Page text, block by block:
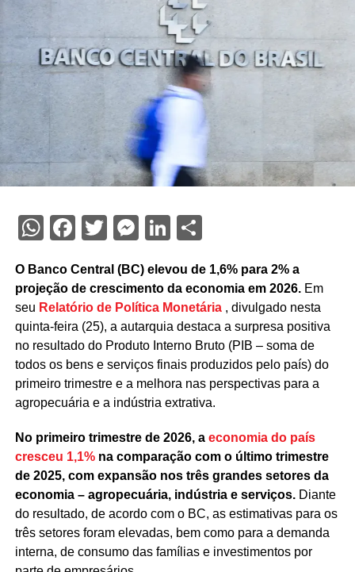
WhatsApp
Facebook
Twitter
Messenger
LinkedIn
Share
O Banco Central (BC) elevou de 1,6% para 2% a
projeção de crescimento da economia em 2026.Em
seu Relatório de Política Monetária, divulgado nesta
quinta-feira (25), a autarquia destaca a surpresa positiva
no resultado do Produto Interno Bruto (PIB – soma de
todos os bens e serviços finais produzidos pelo país) do
primeiro trimestre e a melhora nas perspectivas para a
agropecuária e a indústria extrativa.
No primeiro trimestre de 2026, a economia do país
cresceu 1,1%na comparação com o último trimestre
de 2025, com expansão nos três grandes setores da
economia – agropecuária, indústria e serviços.Diante
do resultado, de acordo com o BC, as estimativas para os
três setores foram elevadas, bem como para a demanda
interna, de consumo das famílias e investimentos por